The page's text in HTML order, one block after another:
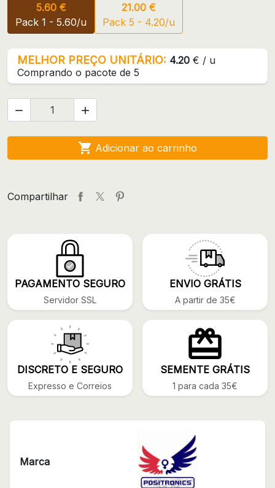
5.60 €
Pack 1 - 5.60/u
21.00 €
Pack 5 - 4.20/u
MELHOR PREÇO UNITÁRIO: 4.20 € / u
Comprando o pacote de 5
 
 Adicionar ao carrinho
Compartilhar
PAGAMENTO SEGURO
Servidor SSL
ENVIO GRÁTIS
A partir de 35€
DISCRETO E SEGURO
Expresso e Correios
SEMENTE GRÁTIS
1 para cada 35€
Marca